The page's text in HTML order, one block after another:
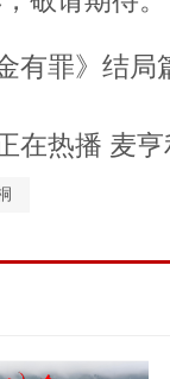
有罪》结局
在热播 麦